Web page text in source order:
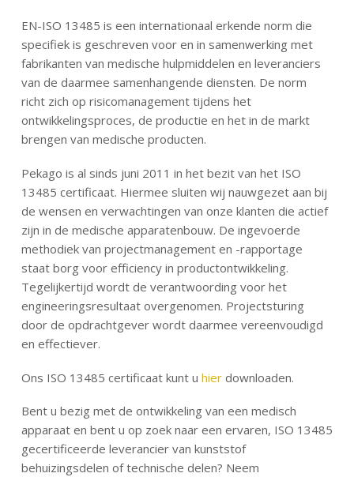
EN-ISO 13485 is een internationaal erkende norm die
specifiek is geschreven voor en in samenwerking met
fabrikanten van medische hulpmiddelen en leveranciers
van de daarmee samenhangende diensten. De norm
richt zich op risicomanagement tijdens het
ontwikkelingsproces, de productie en het in de markt
brengen van medische producten.
Pekago is al sinds juni 2011 in het bezit van het ISO
13485 certificaat. Hiermee sluiten wij nauwgezet aan bij
de wensen en verwachtingen van onze klanten die actief
zijn in de medische apparatenbouw. De ingevoerde
methodiek van projectmanagement en -rapportage
staat borg voor efficiency in productontwikkeling.
Tegelijkertijd wordt de verantwoording voor het
engineeringsresultaat overgenomen. Projectsturing
door de opdrachtgever wordt daarmee vereenvoudigd
en effectiever.
Ons ISO 13485 certificaat kunt u hierdownloaden.
Bent u bezig met de ontwikkeling van een medisch
apparaat en bent u op zoek naar een ervaren, ISO 13485
gecertificeerde leverancier van kunststof
behuizingsdelen of technische delen? Neem